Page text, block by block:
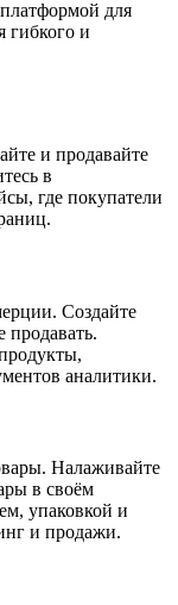
для
гибкого и
и продавайте
в
где покупатели
Создайте
продавать.
аналитики.
Налаживайте
в своём
упаковкой и
и продажи.